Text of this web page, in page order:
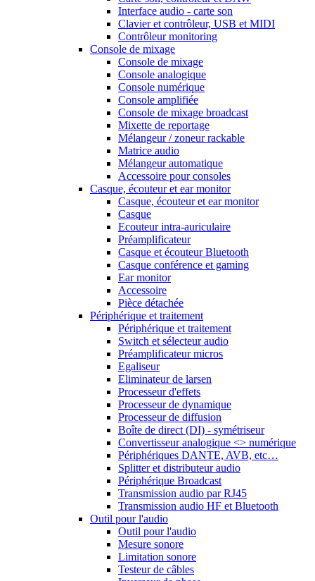
Interface audio - carte son
Clavier et contrôleur, USB et MIDI
Contrôleur monitoring
Console de mixage
Console de mixage
Console analogique
Console numérique
Console amplifiée
Console de mixage broadcast
Mixette de reportage
Mélangeur / zoneur rackable
Matrice audio
Mélangeur automatique
Accessoire pour consoles
Casque, écouteur et ear monitor
Casque, écouteur et ear monitor
Casque
Ecouteur intra-auriculaire
Préamplificateur
Casque et écouteur Bluetooth
Casque conférence et gaming
Ear monitor
Accessoire
Pièce détachée
Périphérique et traitement
Périphérique et traitement
Switch et sélecteur audio
Préamplificateur micros
Egaliseur
Eliminateur de larsen
Processeur d'effets
Processeur de dynamique
Processeur de diffusion
Boîte de direct (DI) - symétriseur
Convertisseur analogique <> numérique
Périphériques DANTE, AVB, etc…
Splitter et distributeur audio
Périphérique Broadcast
Transmission audio par RJ45
Transmission audio HF et Bluetooth
Outil pour l'audio
Outil pour l'audio
Mesure sonore
Limitation sonore
Testeur de câbles